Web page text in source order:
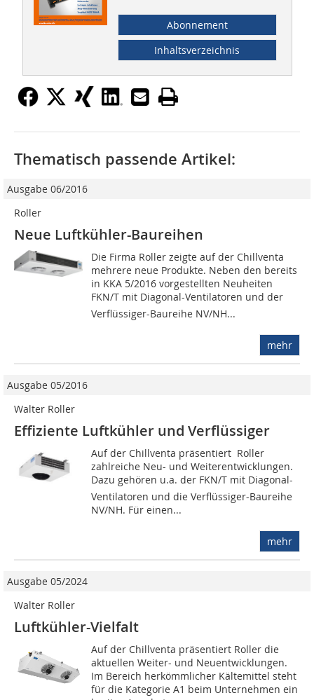
Abonnement
Inhaltsverzeichnis
Thematisch passende Artikel:
Ausgabe 06/2016
Roller
Neue Luftkühler-Baureihen
Die Firma Roller zeigte auf der Chillventa
mehrere neue Produkte. Neben den bereits
in KKA 5/2016 vorgestellten Neuheiten
FKN/T mit Diagonal-Ventilatoren und der
Verflüssiger-Baureihe NV/NH...
mehr
Ausgabe 05/2016
Walter Roller
Effiziente Luftkühler und Verflüssiger
Auf der Chillventa präsentiert Roller
zahlreiche Neu- und Weiterentwicklungen.
Dazu gehören u.a. der FKN/T mit Diagonal-
Ventilatoren und die Verflüssiger-Baureihe
NV/NH. Für einen...
mehr
Ausgabe 05/2024
Walter Roller
Luftkühler-Vielfalt
Auf der Chillventa präsentiert Roller die
aktuellen Weiter- und Neuentwicklungen.
Im Bereich herkömmlicher Kältemittel steht
für die Kategorie A1 beim Unternehmen ein